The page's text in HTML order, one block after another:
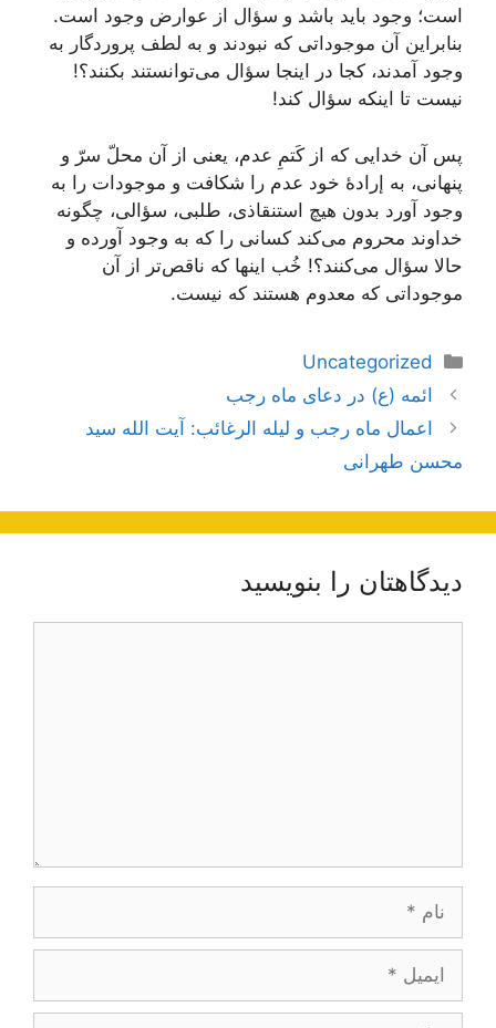
است؛ وجود باید باشد و سؤال از عوارض وجود است.
بنابراین آن موجوداتی که نبودند و به لطف پروردگار به
وجود آمدند، کجا در اینجا سؤال می‌توانستند بکنند؟!
نیست تا اینکه سؤال کند!
پس آن خدایی که از کَتمِ عدم، یعنی از آن محلّ سرّ و
پنهانی، به إرادۀ خود عدم را شکافت و موجودات را به
وجود آورد بدون هیچ استنقاذی، طلبی، سؤالی، چگونه
خداوند محروم می‌کند کسانی را که به وجود آورده و
حالا سؤال می‌کنند؟! خُب اینها که ناقص‌تر از آن
موجوداتی که معدوم هستند که نیست.
دسته‌ها
Uncategorized
ناوبری
نوشته‌ها
ائمه (ع) در دعای ماه رجب
اعمال ماه رجب و لیله الرغائب: آیت الله سید
محسن طهرانی
دیدگاهتان را بنویسید